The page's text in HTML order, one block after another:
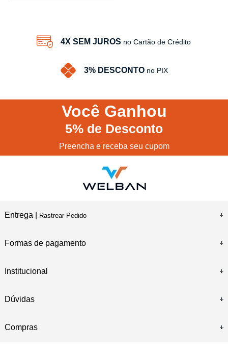
4X SEM JUROS no Cartão de Crédito
3% DESCONTO no PIX
Você Ganhou
5% de Desconto
Preencha e receba seu cupom
Entrega | Rastrear Pedido
Formas de pagamento
Institucional
Dúvidas
Compras